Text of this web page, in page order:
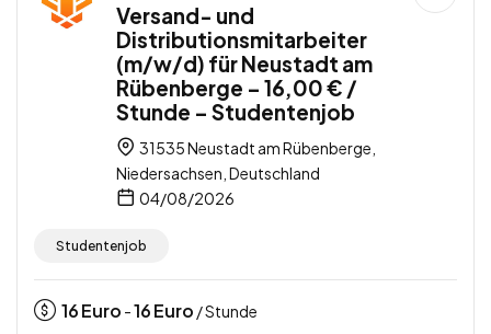
Versand- und
Distributionsmitarbeiter
(m/w/d) für Neustadt am
Rübenberge – 16,00 € /
Stunde – Studentenjob
31535 Neustadt am Rübenberge,
Niedersachsen, Deutschland
04/08/2026
Studentenjob
16Euro -16Euro / Stunde